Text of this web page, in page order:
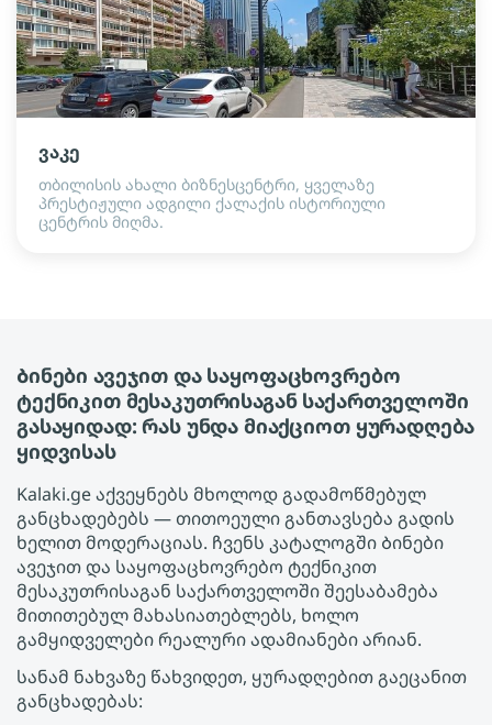
ვაკე
თბილისის ახალი ბიზნესცენტრი, ყველაზე
პრესტიჟული ადგილი ქალაქის ისტორიული
ცენტრის მიღმა.
Ბინები ავეჯით და საყოფაცხოვრებო
ტექნიკით მესაკუთრისაგან საქართველოში
გასაყიდად: რას უნდა მიაქციოთ ყურადღება
ყიდვისას
Kalaki.ge აქვეყნებს მხოლოდ გადამოწმებულ
განცხადებებს — თითოეული განთავსება გადის
ხელით მოდერაციას. ჩვენს კატალოგში Ბინები
ავეჯით და საყოფაცხოვრებო ტექნიკით
მესაკუთრისაგან საქართველოში შეესაბამება
მითითებულ მახასიათებლებს, ხოლო
გამყიდველები რეალური ადამიანები არიან.
სანამ ნახვაზე წახვიდეთ, ყურადღებით გაეცანით
განცხადებას: